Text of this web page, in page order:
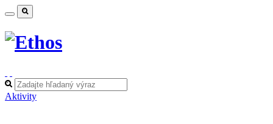
Aktivity